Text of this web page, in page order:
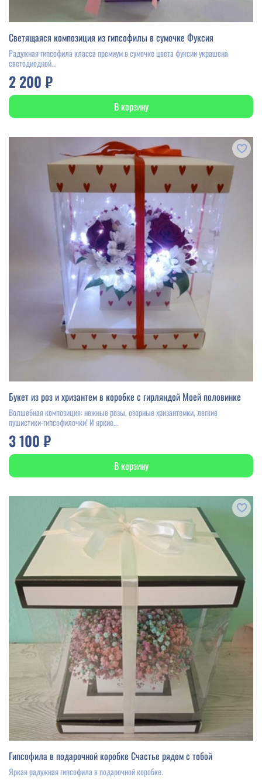
Светящаяся композиция из гипсофилы в сумочке Фуксия
Радужная гипсофила класса премиум в сумочке цвета фуксии украшена
светодиодной...
2 200 ₽
В корзину
Букет из роз и хризантем в коробке с гирляндой Моей половинке
Волшебная композиция: нежные розы, озорные хризантемки, легкие
пушистики-гипсофилочки! И яркие...
3 100 ₽
В корзину
Гипсофила в подарочной коробке Счастье рядом с тобой
Яркая радужная гипсофила в подарочной коробке.